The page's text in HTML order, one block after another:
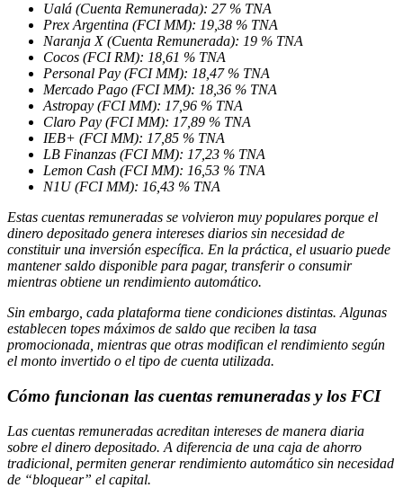
Ualá (Cuenta Remunerada): 27 % TNA
Prex Argentina (FCI MM): 19,38 % TNA
Naranja X (Cuenta Remunerada): 19 % TNA
Cocos (FCI RM): 18,61 % TNA
Personal Pay (FCI MM): 18,47 % TNA
Mercado Pago (FCI MM): 18,36 % TNA
Astropay (FCI MM): 17,96 % TNA
Claro Pay (FCI MM): 17,89 % TNA
IEB+ (FCI MM): 17,85 % TNA
LB Finanzas (FCI MM): 17,23 % TNA
Lemon Cash (FCI MM): 16,53 % TNA
N1U (FCI MM): 16,43 % TNA
Estas cuentas remuneradas se volvieron muy populares porque el
dinero depositado genera intereses diarios sin necesidad de
constituir una inversión específica. En la práctica, el usuario puede
mantener saldo disponible para pagar, transferir o consumir
mientras obtiene un rendimiento automático.
Sin embargo, cada plataforma tiene condiciones distintas. Algunas
establecen topes máximos de saldo que reciben la tasa
promocionada, mientras que otras modifican el rendimiento según
el monto invertido o el tipo de cuenta utilizada.
Cómo funcionan las cuentas remuneradas y los FCI
Las cuentas remuneradas acreditan intereses de manera diaria
sobre el dinero depositado. A diferencia de una caja de ahorro
tradicional, permiten generar rendimiento automático sin necesidad
de “bloquear” el capital.